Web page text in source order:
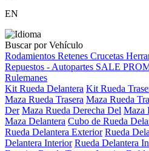
EN
Buscar por Vehículo
Rodamientos Retenes Crucetas
Repuestos - Autopartes SALE
Rulemanes
Kit Rueda Delantera Kit Rueda
Maza Rueda Trasera Maza Rueda
Der Maza Rueda Derecha Del Maza
Maza Delantera Cubo de Rueda
Rueda Delantera Exterior Rueda
Delantera Interior Rueda Delantera